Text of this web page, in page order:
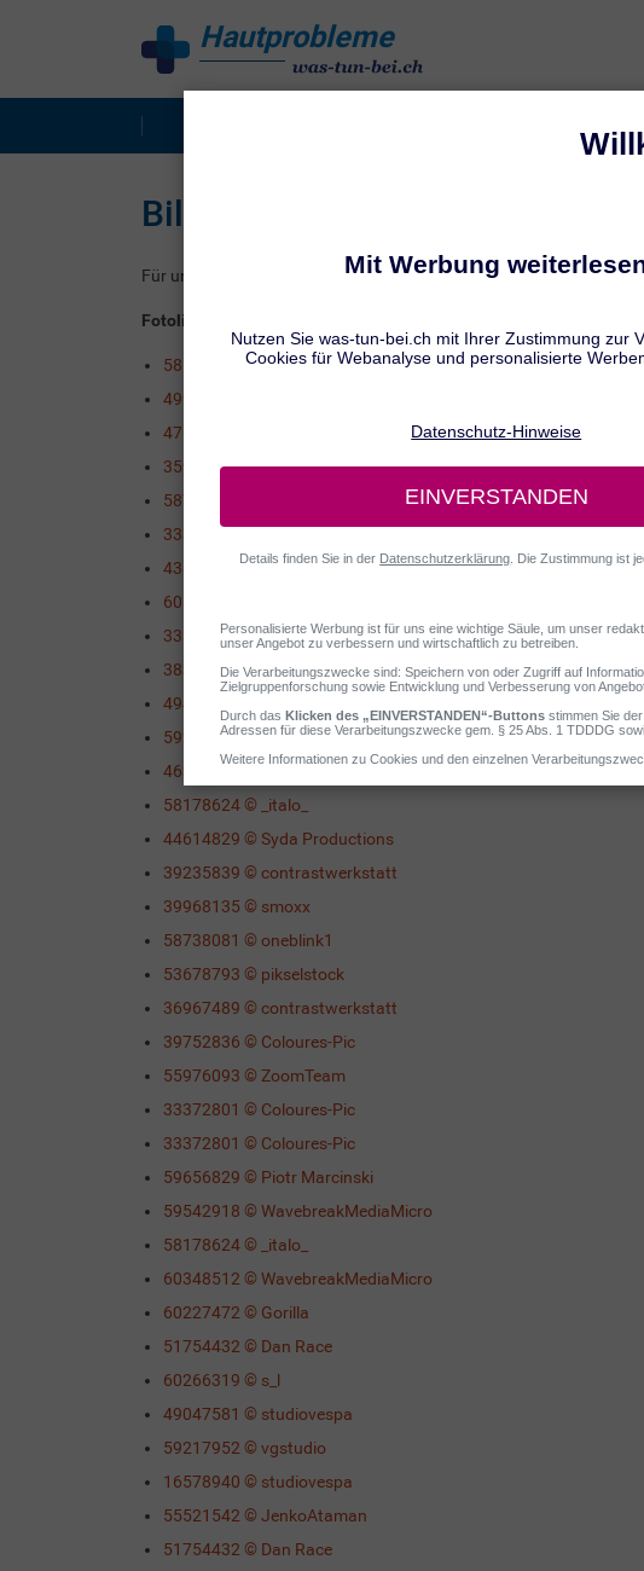
Hautproblemebehandeln
Bildnachweis
Für unsere Webseiten wurden folgende lizenzierte Bilder verwendet.
Fotolia (now Adobe Stock)
58178624 © _italo_
49945185 © Kzenon
47581620 © Piotr Marcinski
35946642 © VitCOM
58738081 © oneblink1
33372801 © Coloures-Pic
43834553 © Peter Atkins
60145818 © pix4U
33372801 © Coloures-Pic
38300771 © peterschreiber.media
49435004 © Anton Maltsev
59217952 © vgstudio
46320955 © Robert Kneschke
58178624 © _italo_
44614829 © Syda Productions
39235839 © contrastwerkstatt
39968135 © smoxx
58738081 © oneblink1
53678793 © pikselstock
36967489 © contrastwerkstatt
39752836 © Coloures-Pic
55976093 © ZoomTeam
33372801 © Coloures-Pic
33372801 © Coloures-Pic
59656829 © Piotr Marcinski
59542918 © WavebreakMediaMicro
58178624 © _italo_
60348512 © WavebreakMediaMicro
60227472 © Gorilla
51754432 © Dan Race
60266319 © s_l
49047581 © studiovespa
59217952 © vgstudio
16578940 © studiovespa
55521542 © JenkoAtaman
51754432 © Dan Race